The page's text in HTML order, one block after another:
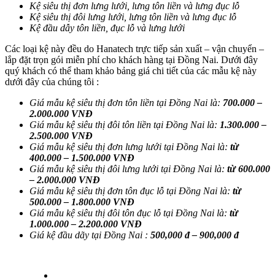
Kệ siêu thị đơn lưng lưới, lưng tôn liền và lưng đục lỗ
Kệ siêu thị đôi lưng lưới, lưng tôn liền và lưng đục lỗ
Kệ đầu dẫy tôn liền, đục lỗ và lưng lưới
Các loại kệ này đều do Hanatech trực tiếp sản xuất – vận chuyển –
lắp đặt trọn gói miễn phí cho khách hàng tại Đồng Nai. Dưới đây
quý khách có thể tham khảo bảng giá chi tiết của các mẫu kệ này
dưới đây của chúng tôi :
Giá mẫu kệ siêu thị đơn tôn liền tại Đồng Nai là: 700.000 –
2.000.000 VNĐ
Giá mẫu kệ siêu thị đôi tôn liền tại Đồng Nai là: 1.300.000 –
2.500.000 VNĐ
Giá mẫu kệ siêu thị đơn lưng lưới tại Đồng Nai là: từ
400.000 – 1.500.000 VNĐ
Giá mẫu kệ siêu thị đôi lưng lưới tại Đồng Nai là: từ 600.000
– 2.000.000 VNĐ
Giá mẫu kệ siêu thị đơn tôn đục lỗ tại Đồng Nai là: từ
500.000 – 1.800.000 VNĐ
Giá mẫu kệ siêu thị đôi tôn đục lỗ tại Đồng Nai là: từ
1.000.000 – 2.200.000 VNĐ
Giá kệ đầu dãy tại Đồng Nai : 500,000 đ – 900,000 đ